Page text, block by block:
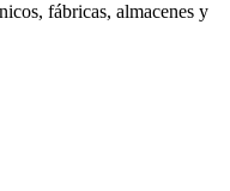
fábricas, almacenes y